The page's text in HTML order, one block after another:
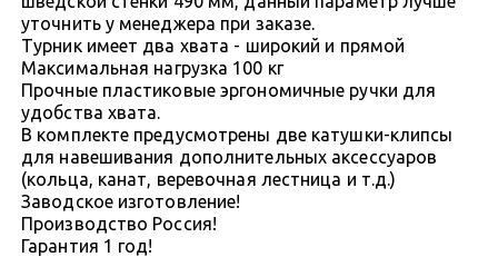
уточнить у менеджера при заказе.
Турник имеет два хвата - широкий и прямой
Максимальная нагрузка 100 кг
Прочные пластиковые эргономичные ручки для
удобства хвата.
В комплекте предусмотрены две катушки-клипсы
для навешивания дополнительных аксессуаров
(кольца, канат, веревочная лестница и т.д.)
Заводское изготовление!
Производство Россия!
Гарантия 1 год!